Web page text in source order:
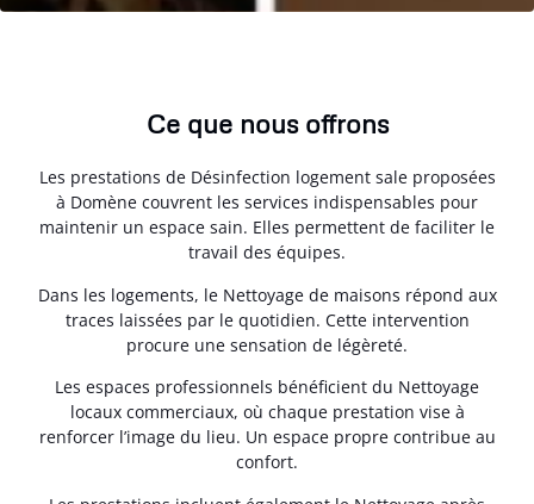
Ce que nous offrons
Les prestations de Désinfection logement sale proposées
à Domène couvrent les services indispensables pour
maintenir un espace sain. Elles permettent de faciliter le
travail des équipes.
Dans les logements, le Nettoyage de maisons répond aux
traces laissées par le quotidien. Cette intervention
procure une sensation de légèreté.
Les espaces professionnels bénéficient du Nettoyage
locaux commerciaux, où chaque prestation vise à
renforcer l’image du lieu. Un espace propre contribue au
confort.